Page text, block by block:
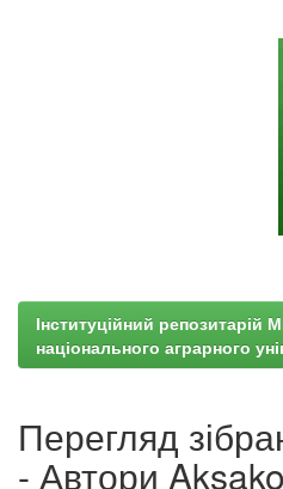
Інституційний репозитарій
національного аграрного
Перегляд
- Автори